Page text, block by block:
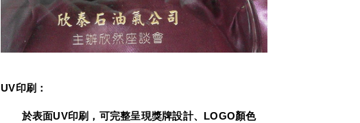
UV印刷：
於表面UV印刷，可完整呈現獎牌設計、LOGO顏色